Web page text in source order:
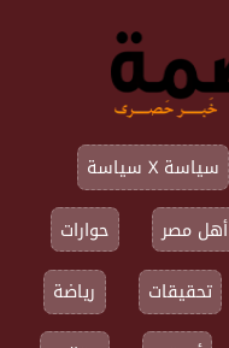
سياسة X سياسة
أهل مصر
حوارات
تحقيقات
رياضة